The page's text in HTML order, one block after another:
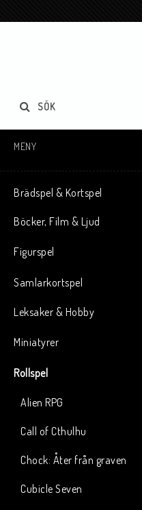
SÖK
MENY
Brädspel & Kortspel
Böcker, Film & Ljud
Figurspel
Samlarkortspel
Leksaker & Hobby
Miniatyrer
Rollspel
Alien RPG
Call of Cthulhu
Chock: Åter från graven
Cubicle Seven